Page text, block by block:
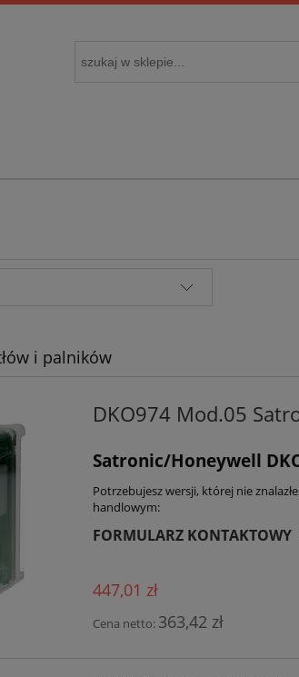
i palników
DKO974 Mod.05
Satronic/Honeywell
Potrzebujesz wersji, której nie
handlowym:
FORMULARZ KONTAKTOWY
447,01 zł
Cena netto: 363,42 zł